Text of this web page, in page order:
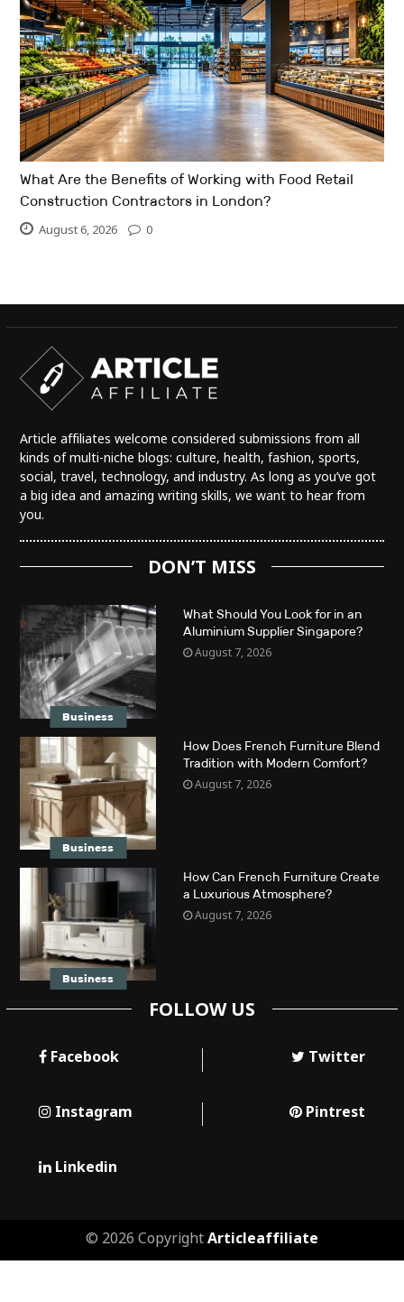
What Are the Benefits of Working with Food Retail
Construction Contractors in London?
August 6, 2026 0
Article affiliates welcome considered submissions from all
kinds of multi-niche blogs: culture, health, fashion, sports,
social, travel, technology, and industry. As long as you’ve got
a big idea and amazing writing skills, we want to hear from
you.
DON’T MISS
Business
What Should You Look for in an
Aluminium Supplier Singapore?
August 7, 2026
Business
How Does French Furniture Blend
Tradition with Modern Comfort?
August 7, 2026
Business
How Can French Furniture Create
a Luxurious Atmosphere?
August 7, 2026
FOLLOW US
Facebook Twitter
Instagram Pintrest
Linkedin
© 2026 CopyrightArticleaffiliate